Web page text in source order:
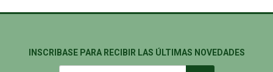
INSCRIBASE PARA RECIBIR LAS ÚLTIMAS NOVEDADES